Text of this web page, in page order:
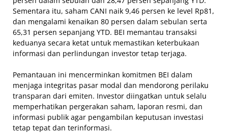
Sementara itu, saham CANI naik 9,46 persen ke level Rp81,
dan mengalami kenaikan 80 persen dalam sebulan serta
65,31 persen sepanjang YTD. BEI memantau transaksi
keduanya secara ketat untuk memastikan keterbukaan
informasi dan perlindungan investor tetap terjaga.
Pemantauan ini mencerminkan komitmen BEI dalam
menjaga integritas pasar modal dan mendorong perilaku
transparan dari emiten. Investor diingatkan untuk selalu
memperhatikan pergerakan saham, laporan resmi, dan
informasi publik agar pengambilan keputusan investasi
tetap tepat dan terinformasi.